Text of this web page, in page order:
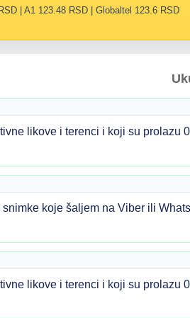
| A1 123.48 RSD | Globaltel 123.6 RSD
likove i terenci i koji su prolazu
koje šaljem na Viber ili
likove i terenci i koji su prolazu